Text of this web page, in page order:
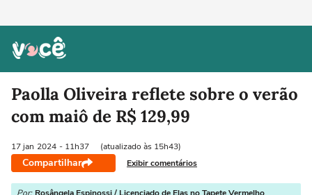
Paolla Oliveira reflete sobre o verão
com maiô de R$ 129,99
17 jan 2024 - 11h37 (atualizado às 15h43)
Compartilhar Exibir comentários